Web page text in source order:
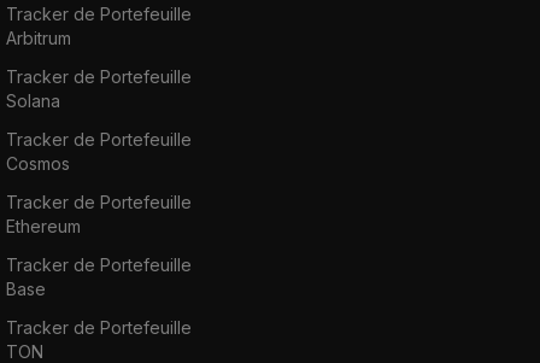
Tracker de Portefeuille
Arbitrum
Tracker de Portefeuille
Solana
Tracker de Portefeuille
Cosmos
Tracker de Portefeuille
Ethereum
Tracker de Portefeuille
Base
Tracker de Portefeuille
TON